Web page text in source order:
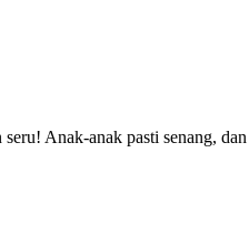
Anak-anak pasti senang,